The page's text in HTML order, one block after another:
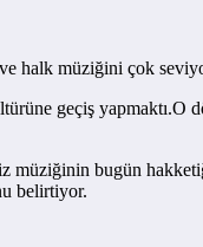
ve halk müziğini çok
geçiş yapmaktı.O
müziğinin bugün
belirtiyor.